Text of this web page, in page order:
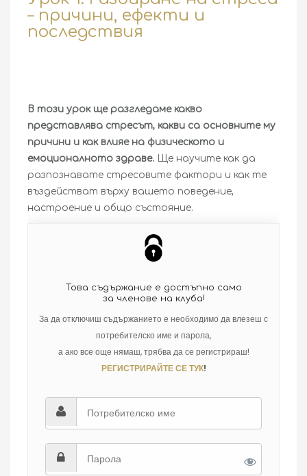
ЗДРАВНА ЗОНА
УИСКИ ДЕСТИЛЕРИИ
ИЗКУСТВОТО НА ПУРИТЕ
ЕНЦИКЛОПЕДИЯ НА ПУРИТЕ
КОМБИНАЦИИ И СЪЧЕТАНИЯ
– причини, ефекти и
последствия
В този урок ще разгледаме какво
представлява стресът, какви са основните му
причини и как влияе на физическото и
емоционалното здраве. Ще научите как да
разпознавате стресовите фактори и как те
въздействат върху вашето поведение,
настроение и общо състояние.
Това съдържание е достъпно само
за членове на клуба!
За да отключиш съдържанието е необходимо да влезеш с
потребителско име и парола,
а ако все още нямаш, трябва да се регистрираш!
РЕГИСТРИРАЙТЕ СЕ ТУК!